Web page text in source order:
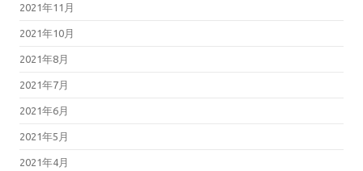
2021年11月
2021年10月
2021年8月
2021年7月
2021年6月
2021年5月
2021年4月